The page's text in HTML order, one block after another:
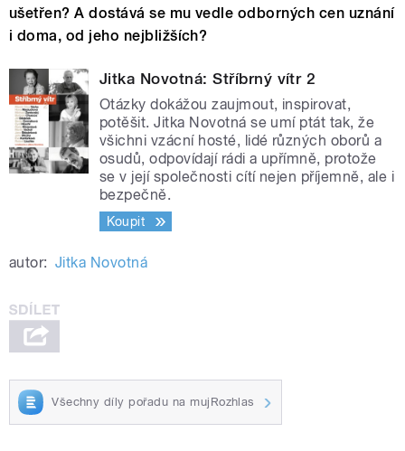
ušetřen? A dostává se mu vedle odborných cen uznání
i doma, od jeho nejbližších?
Jitka Novotná: Stříbrný vítr 2
Otázky dokážou zaujmout, inspirovat,
potěšit. Jitka Novotná se umí ptát tak, že
všichni vzácní hosté, lidé různých oborů a
osudů, odpovídají rádi a upřímně, protože
se v její společnosti cítí nejen příjemně, ale i
bezpečně.
Koupit
autor: Jitka Novotná
Všechny díly pořadu na mujRozhlas